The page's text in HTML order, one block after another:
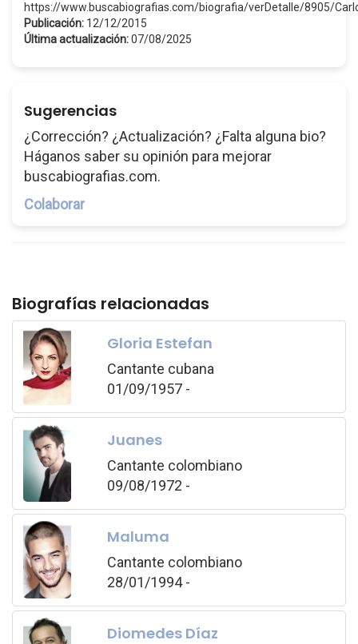
https://www.buscabiografias.com/biografia/verDetalle/8905/
Publicación: 12/12/2015
Última actualización:07/08/2025
Sugerencias
¿Corrección? ¿Actualización? ¿Falta alguna bio?
Háganos saber su opinión para mejorar
buscabiografias.com.
Colaborar
Biografías relacionadas
Gloria Estefan
Cantante cubana
01/09/1957 -
Juanes
Cantante colombiano
09/08/1972 -
Maluma
Cantante colombiano
28/01/1994 -
Diomedes Díaz